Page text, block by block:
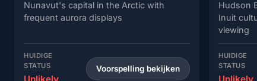
Nunavut's capital in the Arctic with
frequent aurora displays
HUIDIGE
STATUS
Voorspelling bekijken
Hudson
Inuit
viewing
HUIDIGE
STATUS